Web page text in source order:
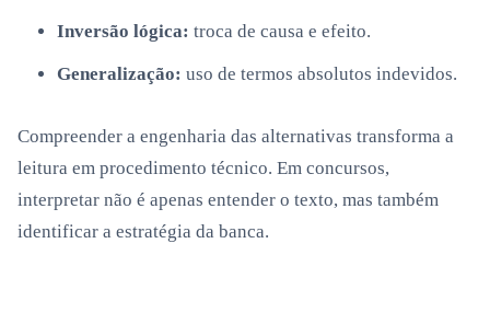
Inversão lógica: troca de causa e efeito.
Generalização: uso de termos absolutos indevidos.
Compreender a engenharia das alternativas transforma a
leitura em procedimento técnico. Em concursos,
interpretar não é apenas entender o texto, mas também
identificar a estratégia da banca.